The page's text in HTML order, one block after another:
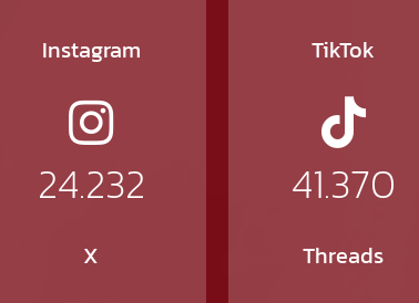
Instagram
24.232
TikTok
41.370
X Threads